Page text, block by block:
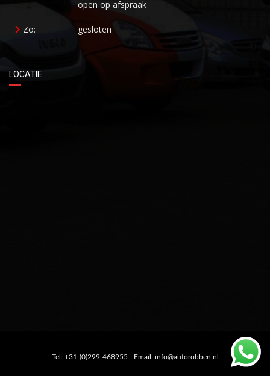
open op afspraak
Zo: gesloten
LOCATIE
Tel: +31-(0)299-468955 - Email: info@autorobben.nl